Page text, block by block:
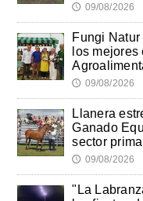
🕔 09/08/2026
Fungi
los
🕔 09/08/2026
Llanera
Ganado
sector
🕔 09/08/2026
"La